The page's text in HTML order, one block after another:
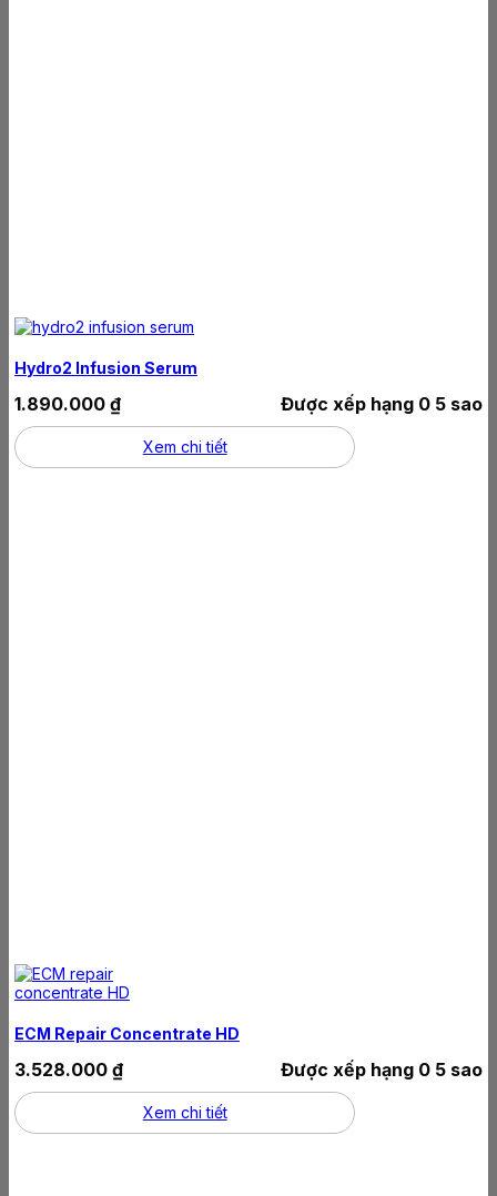
Hydro2 Infusion Serum
Được xếp hạng 0 5 sao
1.890.000 ₫
Xem chi tiết
ECM Repair Concentrate HD
Được xếp hạng 0 5 sao
3.528.000 ₫
Xem chi tiết